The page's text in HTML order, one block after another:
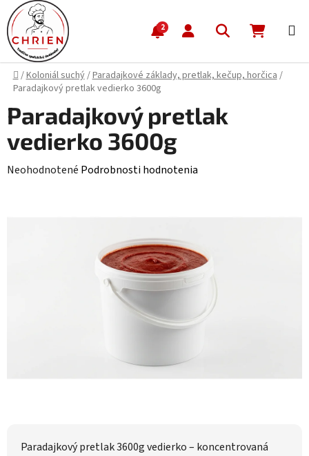
Prejsť na obsah
2 Hľadať
Domov
/Koloniál suchý/Paradajkové základy, pretlak, kečup, horčica/
Paradajkový pretlak vedierko 3600g
Paradajkový pretlak 3600g vedierko – koncentrovaná
Paradajkový pretlak
vedierko 3600g
Priemerné hodnotenie produktu je 0,0 z 5 hviezdičiek.
Neohodnotené Podrobnosti hodnotenia